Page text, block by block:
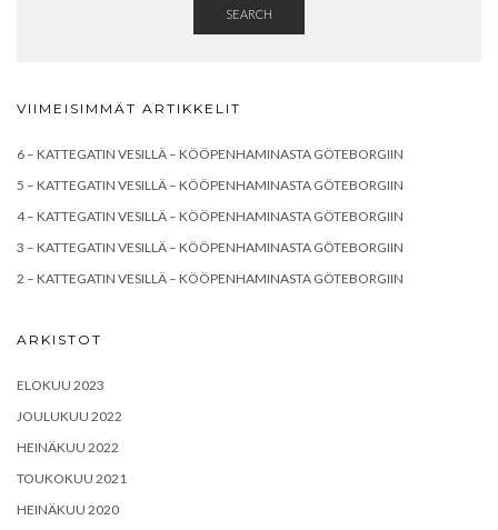
SEARCH
VIIMEISIMMÄT ARTIKKELIT
6 – KATTEGATIN VESILLÄ – KÖÖPENHAMINASTA GÖTEBORGIIN
5 – KATTEGATIN VESILLÄ – KÖÖPENHAMINASTA GÖTEBORGIIN
4 – KATTEGATIN VESILLÄ – KÖÖPENHAMINASTA GÖTEBORGIIN
3 – KATTEGATIN VESILLÄ – KÖÖPENHAMINASTA GÖTEBORGIIN
2 – KATTEGATIN VESILLÄ – KÖÖPENHAMINASTA GÖTEBORGIIN
ARKISTOT
ELOKUU 2023
JOULUKUU 2022
HEINÄKUU 2022
TOUKOKUU 2021
HEINÄKUU 2020